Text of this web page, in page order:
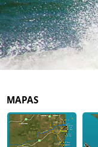
MAPAS